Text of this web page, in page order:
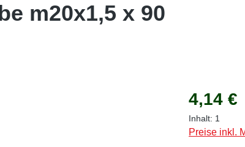
m20x1,5 x 90
Regulärer
4,14 €
Inhalt: 1
Preise inkl.